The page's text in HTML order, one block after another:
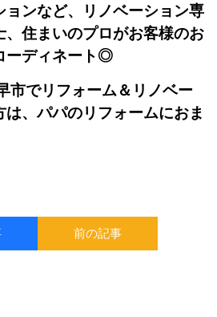
ョンなど、リノベーション専
、住まいのプロがお客様のお
ーディネート◎
市でリフォーム＆リノベー
は、パパのリフォームにおま
前の記事